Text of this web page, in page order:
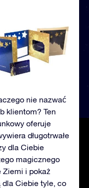
nie nazwać
klientom? Ten
oferuje
długotrwałe
dla Ciebie
magicznego
Ziemi i pokaż
Ciebie tyle, co